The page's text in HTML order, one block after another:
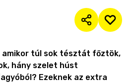
amikor túl sok tésztát főztök,
hány szelet húst
Ezeknek az extra